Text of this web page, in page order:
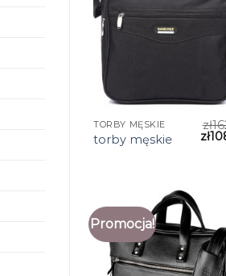
TORBY MĘSKIE
torby męskie
zł
zł
Promocja!